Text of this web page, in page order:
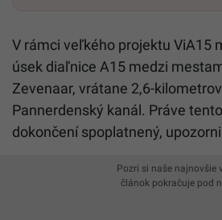
V rámci veľkého projektu ViA15
úsek diaľnice A15 medzi
Zevenaar, vrátane 2,6-
Pannerdenský kanál. Práve
dokončení spoplatnený,
Pozri si naše najnovšie
článok pokračuje pod